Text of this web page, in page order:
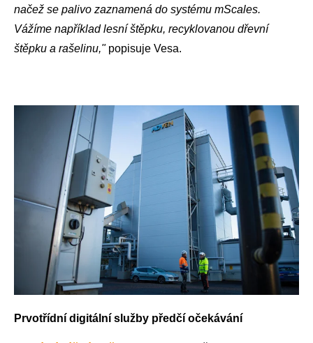
načež se palivo zaznamená do systému mScales.
Vážíme například lesní štěpku, recyklovanou dřevní
štěpku a rašelinu,"popisuje Vesa.
Prvotřídní digitální služby předčí očekávání